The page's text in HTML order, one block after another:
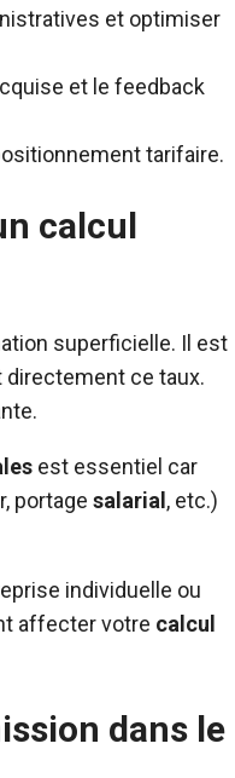
et optimiser
et le feedback
tarifaire.
calcul
superficielle. Il est
ce taux.
est essentiel car
portage salarial , etc.)
individuelle ou
affecter votre calcul
dans le